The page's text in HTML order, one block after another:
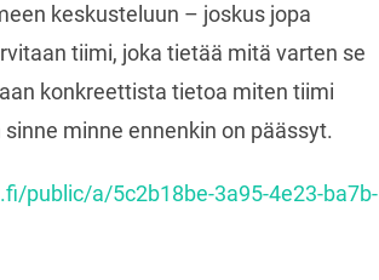
keskusteluun – joskus jopa
tiimi, joka tietää mitä varten se
konkreettista tietoa miten tiimi
minne ennenkin on päässyt.
public/a/5c2b18be-3a95-4e23-ba7b-